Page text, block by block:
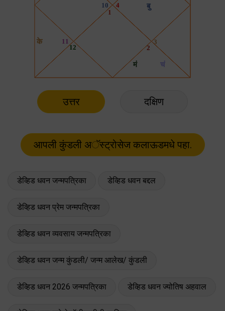
उत्तर दक्षिण
डेव्हिड धवन जन्मपत्रिका डेव्हिड धवन बद्दल
डेव्हिड धवन प्रेम जन्मपत्रिका
डेव्हिड धवन व्यवसाय जन्मपत्रिका
डेव्हिड धवन जन्म कुंडली/ जन्म आलेख/ कुंडली
डेव्हिड धवन 2026 जन्मपत्रिका डेव्हिड धवन ज्योतिष अहवाल